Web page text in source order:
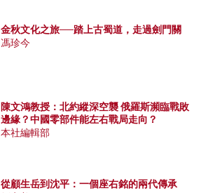
金秋文化之旅──踏上古蜀道，走過劍門關
馮珍今
陳文鴻教授：北約縱深空襲 俄羅斯瀕臨戰敗
邊緣？中國零部件能左右戰局走向？
本社編輯部
從顧生岳到沈平：一個座右銘的兩代傳承